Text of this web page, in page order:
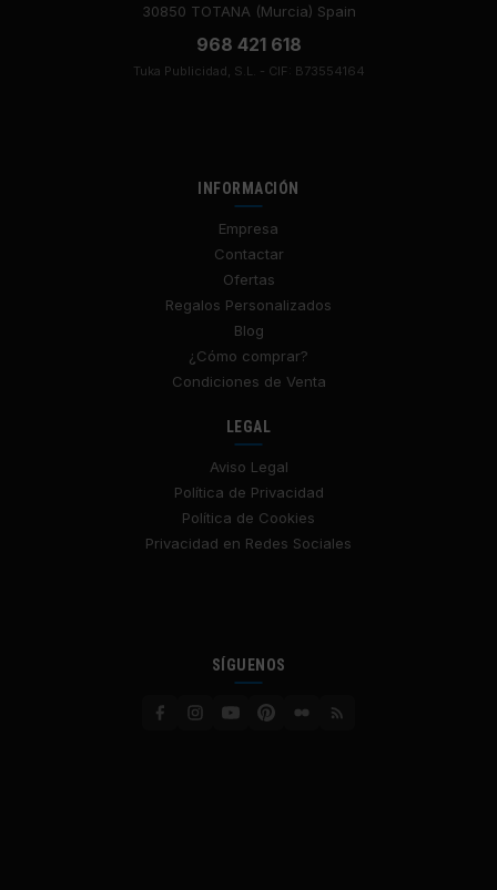
30850 TOTANA (Murcia) Spain
968 421 618
Tuka Publicidad, S.L. - CIF: B73554164
INFORMACIÓN
Empresa
Contactar
Ofertas
Regalos Personalizados
Blog
¿Cómo comprar?
Condiciones de Venta
LEGAL
Aviso Legal
Política de Privacidad
Política de Cookies
Privacidad en Redes Sociales
SÍGUENOS